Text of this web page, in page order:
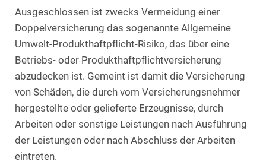
Ausgeschlossen ist zwecks Vermeidung einer
Doppelversicherung das sogenannte Allgemeine
Umwelt-Produkthaftpflicht-Risiko, das über eine
Betriebs- oder Produkthaftpflichtversicherung
abzudecken ist. Gemeint ist damit die Versicherung
von Schäden, die durch vom Versicherungsnehmer
hergestellte oder gelieferte Erzeugnisse, durch
Arbeiten oder sonstige Leistungen nach Ausführung
der Leistungen oder nach Abschluss der Arbeiten
eintreten.